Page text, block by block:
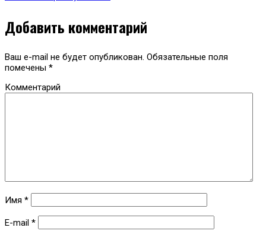
Добавить комментарий
Ваш e-mail не будет опубликован. Обязательные поля
помечены *
Комментарий
Имя *
E-mail *